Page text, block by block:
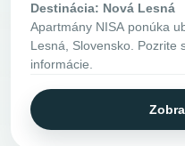
Destinácia: Nová Lesná
Apartmány NISA ponúka
Lesná, Slovensko. Pozrite
informácie.